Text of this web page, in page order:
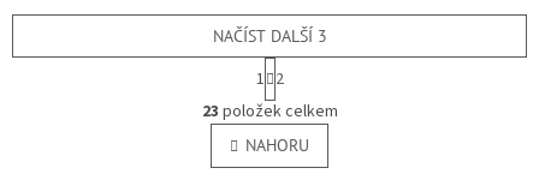
soli i mechanickému
O
v
l
á
NAČÍST DALŠÍ 3
S
t
r
á
n
k
1 2
23 položek celkem
NAHORU